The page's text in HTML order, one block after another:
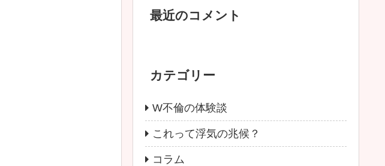
最近のコメント
カテゴリー
W不倫の体験談
これって浮気の兆候？
コラム